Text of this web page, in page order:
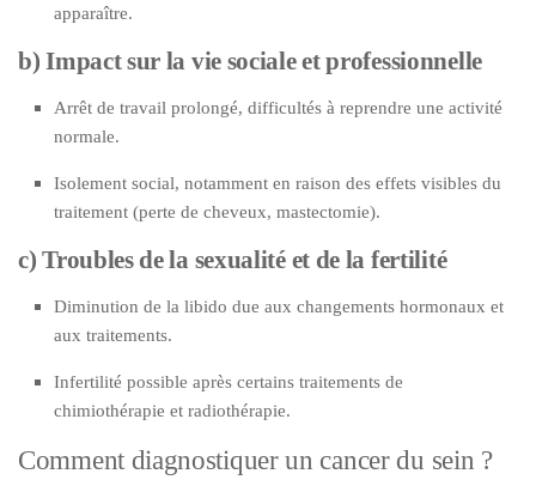
apparaître.
b) Impact sur la vie sociale et professionnelle
Arrêt de travail prolongé, difficultés à reprendre une activité
normale.
Isolement social, notamment en raison des effets visibles du
traitement (perte de cheveux, mastectomie).
c) Troubles de la sexualité et de la fertilité
Diminution de la libido due aux changements hormonaux et
aux traitements.
Infertilité possible après certains traitements de
chimiothérapie et radiothérapie.
Comment diagnostiquer un cancer du sein ?